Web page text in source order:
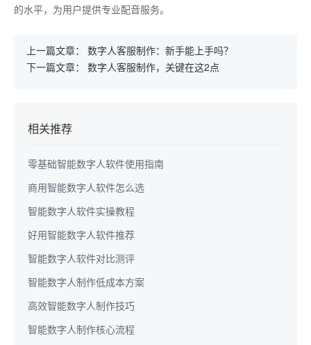
的水平，为用户提供专业配音服务。
上一篇文章： 数字人客服制作：新手能上手吗？
下一篇文章： 数字人客服制作，关键在这2点
相关推荐
零基础智能数字人软件使用指南
商用智能数字人软件怎么选
智能数字人软件实操教程
好用智能数字人软件推荐
智能数字人软件对比测评
智能数字人制作低成本方案
高效智能数字人制作技巧
智能数字人制作核心流程